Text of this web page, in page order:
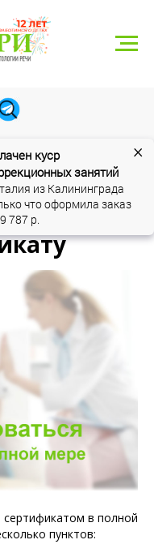
в полной
пунктов:
куср
занятий
из Калининграда
что оформила заказ
9 787 р.
×